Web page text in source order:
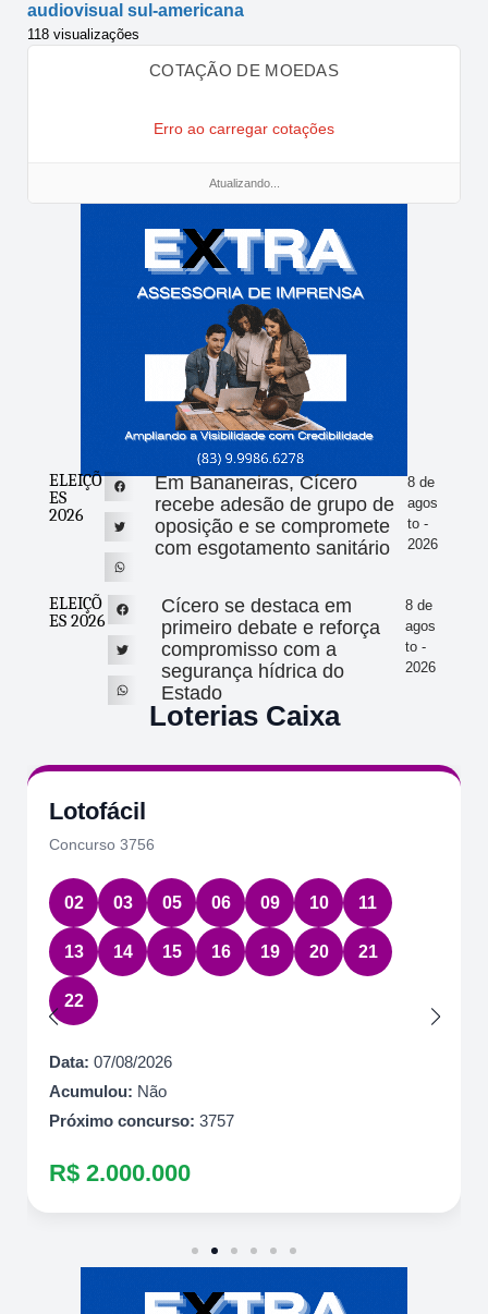
audiovisual sul-americana
118 visualizações
COTAÇÃO DE MOEDAS
Erro ao carregar cotações
Atualizando...
ELEIÇÕ
ES
2026
Em Bananeiras, Cícero
recebe adesão de grupo de
oposição e se compromete
com esgotamento sanitário
8 de
agos
to -
2026
ELEIÇÕ
ES 2026
Cícero se destaca em
primeiro debate e reforça
compromisso com a
segurança hídrica do
Estado
8 de
agos
to -
2026
Loterias Caixa
Lotofácil
Concurso 3756
02 03 05 06 09 10 11
13 14 15 16 19 20 21
22
Data: 07/08/2026
Acumulou: Não
Próximo concurso: 3757
R$ 2.000.000